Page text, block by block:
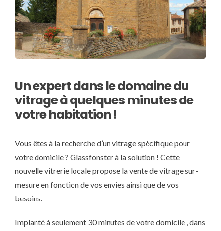
Un expert dans le domaine du
vitrage à quelques minutes de
votre habitation !
Vous êtes à la recherche d’un vitrage spécifique pour
votre domicile ? Glassfonster à la solution ! Cette
nouvelle vitrerie locale propose la vente de vitrage sur-
mesure en fonction de vos envies ainsi que de vos
besoins.
Implanté à seulement 30 minutes de votre domicile , dans